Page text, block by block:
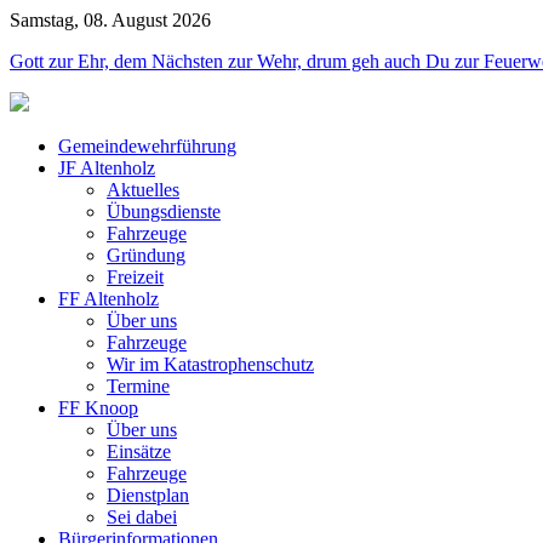
Samstag, 08. August 2026
Gott zur Ehr, dem Nächsten zur Wehr, drum geh auch Du zur
Gemeindewehrführung
JF Altenholz
Aktuelles
Übungsdienste
Fahrzeuge
Gründung
Freizeit
FF Altenholz
Über uns
Fahrzeuge
Wir im Katastrophenschutz
Termine
FF Knoop
Über uns
Einsätze
Fahrzeuge
Dienstplan
Sei dabei
Bürgerinformationen
Jahr
Monat
JahrMonat